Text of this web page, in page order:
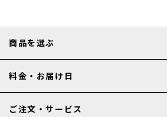
商品を選ぶ
料金・お届け日
ご注文・サービス